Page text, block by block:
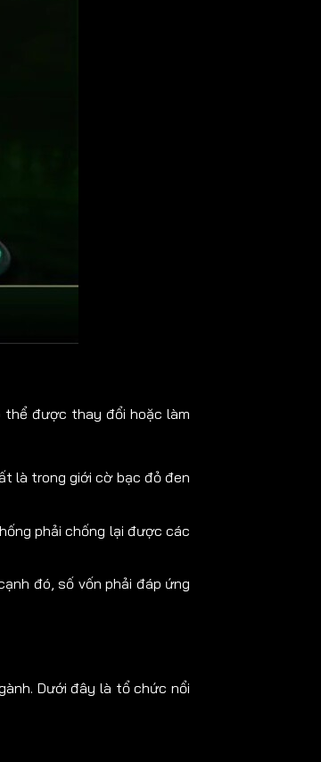
thể được thay đổi hoặc làm
là trong giới cờ bạc đỏ đen
phải chống lại được các
đó, số vốn phải đáp ứng
Dưới đây là tổ chức nổi